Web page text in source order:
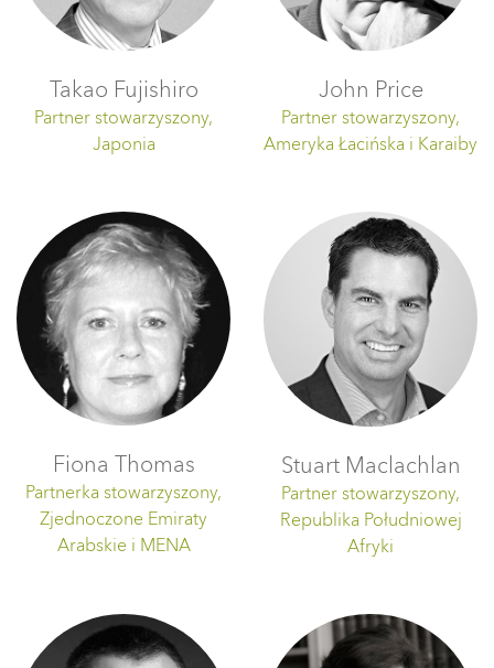
Takao Fujishiro
Partner stowarzyszony,
Japonia
John Price
Partner stowarzyszony,
Ameryka Łacińska i Karaiby
Fiona Thomas
Partnerka stowarzyszony,
Zjednoczone Emiraty
Arabskie i MENA
Stuart Maclachlan
Partner stowarzyszony,
Republika Południowej
Afryki